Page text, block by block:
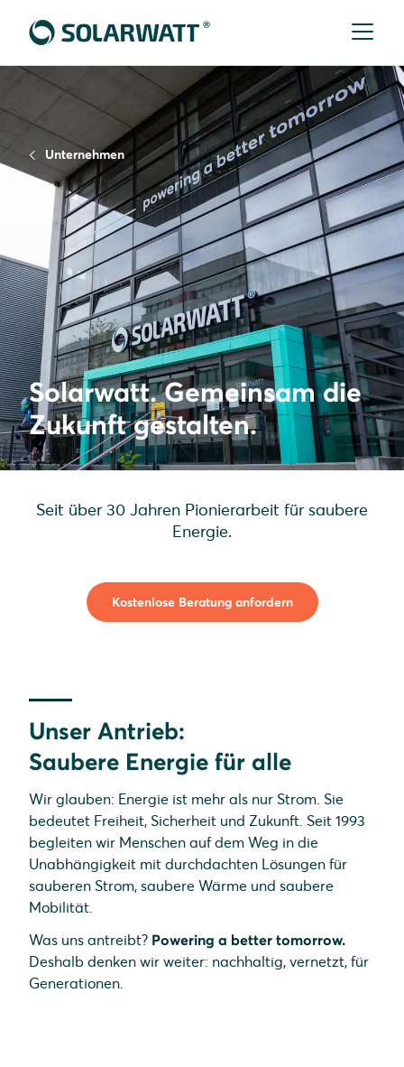
Unternehmen
Solarwatt. Gemeinsam die
Zukunft gestalten.
Seit über 30 Jahren Pionierarbeit für saubere
Energie.
Kostenlose Beratung anfordern
Unser Antrieb:
Saubere Energie für alle
Wir glauben: Energie ist mehr als nur Strom. Sie
bedeutet Freiheit, Sicherheit und Zukunft. Seit 1993
begleiten wir Menschen auf dem Weg in die
Unabhängigkeit mit durchdachten Lösungen für
sauberen Strom, saubere Wärme und saubere
Mobilität.
Was uns antreibt? Powering a better tomorrow.
Deshalb denken wir weiter: nachhaltig, vernetzt, für
Generationen.